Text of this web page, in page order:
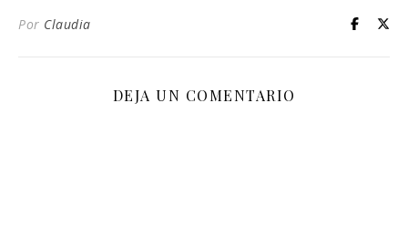
Por Claudia
DEJA UN COMENTARIO